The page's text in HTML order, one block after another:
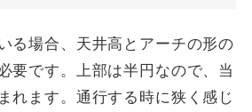
る場合、天井高とアーチの形の
要です。上部は半円なので、当
れます。通行する時に狭く感じ